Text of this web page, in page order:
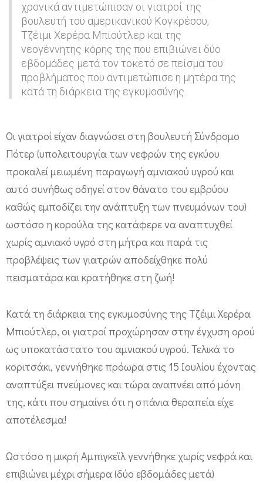
ό
ο
υ
α
ν
α
π
ύ
χ
θ
η
κ
ε
χ
χρονικά αντιμετώπισαν οι γιατροί της
βουλευτή του αμερικανικού Κογκρέσου,
Τζέιμι Χερέρα Μπιούτλερ και της
νεογέννητης κόρης της που επιβιώνει δύο
εβδομάδες μετά τον τοκετό σε πείσμα του
προβλήματος που αντιμετώπισε η μητέρα της
κατά τη διάρκεια της εγκυμοσύνης.
Οι γιατροί είχαν διαγνώσει στη βουλευτή Σύνδρομο
Πότερ (υπολειτουργία των νεφρών της εγκύου
προκαλεί μειωμένη παραγωγή αμνιακού υγρού και
αυτό συνήθως οδηγεί στον θάνατο του εμβρύου
καθώς εμποδίζει την ανάπτυξη των πνευμόνων του)
ωστόσο η κορούλα της κατάφερε να αναπτυχθεί
χωρίς αμνιακό υγρό στη μήτρα και παρά τις
προβλέψεις των γιατρών αποδείχθηκε πολύ
πεισματάρα και κρατήθηκε στη ζωή!
Κατά τη διάρκεια της εγκυμοσύνης της Τζέιμι Χερέρα
Μπιούτλερ, οι γιατροί προχώρησαν στην έγχυση ορού
ως υποκατάστατο του αμνιακού υγρού. Τελικά το
κοριτσάκι, γεννήθηκε πρόωρα στις 15 Ιουλίου έχοντας
αναπτύξει πνεύμονες και τώρα αναπνέει από μόνη
της, κάτι που σημαίνει ότι η σπάνια θεραπεία είχε
αποτέλεσμα!
Ωστόσο η μικρή Αμπιγκεϊλ γεννήθηκε χωρίς νεφρά και
επιβιώνει μέχρι σήμερα (δύο εβδομάδες μετά)